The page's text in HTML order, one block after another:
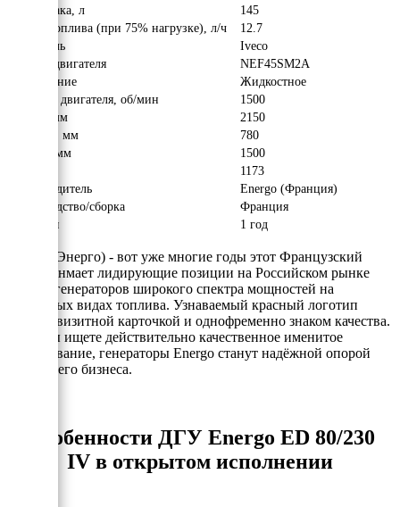
Объём бака, л
145
Расход топлива (при 75% нагрузке), л/ч
12.7
Двигатель
Iveco
Модель двигателя
NEF45SM2A
Охлаждение
Жидкостное
Обороты двигателя, об/мин
1500
Длина, мм
2150
Ширина, мм
780
Высота, мм
1500
1173
Производитель
Energo (Франция)
Производство/сборка
Франция
Гарантия
1 год
Energo (Энерго) - вот уже многие годы этот Французский
бренд занмает лидирующие позиции на Российском рынке
электрогенераторов широкого спектра мощностей на
различных видах топлива. Узнаваемый красный логотип
явлется визитной карточкой и однофременно знаком качества.
Если Вы ищете действительно качественное именитое
оборудование, генераторы Energo станут надёжной опорой
для Вашего бизнеса.
Особенности ДГУ Energo ED 80/230
IV в открытом исполнении